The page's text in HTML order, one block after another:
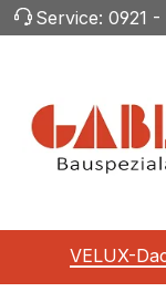
Hauptinhalt
Zur Suche
Zur
Service: 0921 -
VELUX-